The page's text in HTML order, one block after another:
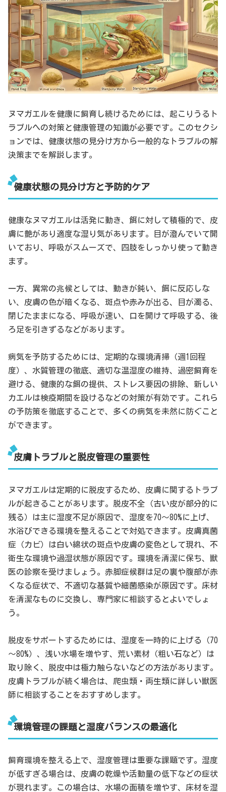
ヌマガエルを健康に飼育し続けるためには、起こりうるト
ラブルへの対策と健康管理の知識が必要です。このセクシ
ョンでは、健康状態の見分け方から一般的なトラブルの解
決策までを解説します。
健康状態の見分け方と予防的ケア
健康なヌマガエルは活発に動き、餌に対して積極的で、皮
膚に艶があり適度な湿り気があります。目が澄んでいて開
いており、呼吸がスムーズで、四肢をしっかり使って動き
ます。
一方、異常の兆候としては、動きが鈍い、餌に反応しな
い、皮膚の色が暗くなる、斑点や赤みが出る、目が濁る、
閉じたままになる、呼吸が速い、口を開けて呼吸する、後
ろ足を引きずるなどがあります。
病気を予防するためには、定期的な環境清掃（週1回程
度）、水質管理の徹底、適切な温湿度の維持、過密飼育を
避ける、健康的な餌の提供、ストレス要因の排除、新しい
カエルは検疫期間を設けるなどの対策が有効です。これら
の予防策を徹底することで、多くの病気を未然に防ぐこと
ができます。
皮膚トラブルと脱皮管理の重要性
ヌマガエルは定期的に脱皮するため、皮膚に関するトラブ
ルが起きることがあります。脱皮不全（古い皮が部分的に
残る）は主に湿度不足が原因で、湿度を70～80%に上げ、
水浴びできる環境を整えることで対処できます。皮膚真菌
症（カビ）は白い綿状の斑点や皮膚の変色として現れ、不
衛生な環境や過湿状態が原因です。環境を清潔に保ち、獣
医の診察を受けましょう。赤脚症候群は足の裏や腹部が赤
くなる症状で、不適切な基質や細菌感染が原因です。床材
を清潔なものに交換し、専門家に相談するとよいでしょ
う。
脱皮をサポートするためには、湿度を一時的に上げる（70
～80%）、浅い水場を増やす、荒い素材（粗い石など）は
取り除く、脱皮中は極力触らないなどの方法があります。
皮膚トラブルが続く場合は、爬虫類・両生類に詳しい獣医
師に相談することをおすすめします。
環境管理の課題と湿度バランスの最適化
飼育環境を整える上で、湿度管理は重要な課題です。湿度
が低すぎる場合は、皮膚の乾燥や活動量の低下などの症状
が現れます。この場合は、水場の面積を増やす、床材を湿